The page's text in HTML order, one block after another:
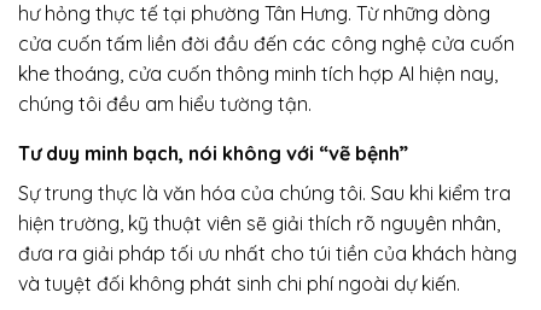
hư hỏng thực tế tại phường Tân Hưng. Từ những dòng
cửa cuốn tấm liền đời đầu đến các công nghệ cửa cuốn
khe thoáng, cửa cuốn thông minh tích hợp AI hiện nay,
chúng tôi đều am hiểu tường tận.
Tư duy minh bạch, nói không với “vẽ bệnh”
Sự trung thực là văn hóa của chúng tôi. Sau khi kiểm tra
hiện trường, kỹ thuật viên sẽ giải thích rõ nguyên nhân,
đưa ra giải pháp tối ưu nhất cho túi tiền của khách hàng
và tuyệt đối không phát sinh chi phí ngoài dự kiến.